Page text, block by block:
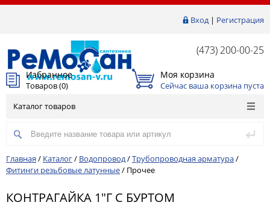
Вход| Регистрация
(473) 200-00-25
Избранное
Товаров (0)
Моя корзина
Сейчас ваша корзина пуста
Каталог товаров
Главная / Каталог/ Водопровод/Трубопроводная арматура/
Фитинги резьбовые латунные/ Прочее
КОНТРАГАЙКА 1"Г С БУРТОМ